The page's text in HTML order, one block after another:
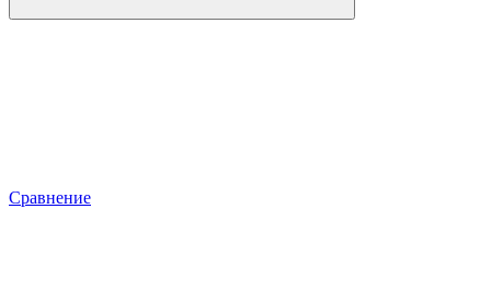
Сравнение